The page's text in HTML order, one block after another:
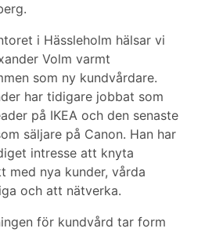
i Hässleholm hälsar vi
Volm varmt
som ny kundvårdare.
har tidigare jobbat som
på IKEA och den senaste
säljare på Canon. Han har
intresse att knyta
med nya kunder, vårda
och att nätverka.
för kundvård tar form